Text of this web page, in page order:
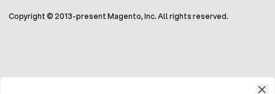
Copyright © 2013-present Magento, Inc. All rights reserved.